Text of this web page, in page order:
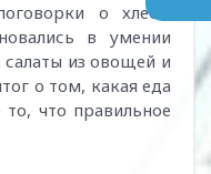
о хлебе.
в умении
салаты из овощей и
о том, какая еда
то, что правильное